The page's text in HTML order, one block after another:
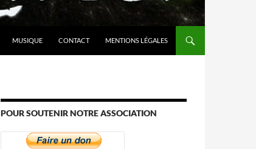
MUSIQUE CONTACT MENTIONS LÉGALES
POUR SOUTENIR NOTRE ASSOCIATION